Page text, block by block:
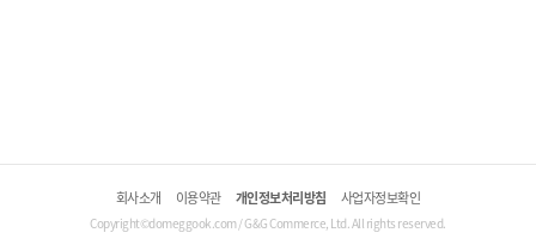
회사소개 이용약관 개인정보처리방침 사업자정보확인
Copyright©domeggook.com / G&G Commerce, Ltd. All rights reserved.